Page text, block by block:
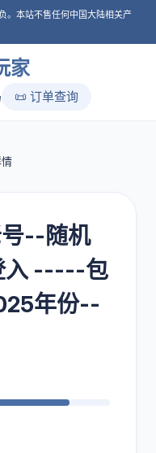
。本站不售任何中国大陆相关产
家
📜 订单查询
--随机
入 -----包
年份--